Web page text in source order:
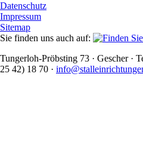
Datenschutz
Impressum
Sitemap
Sie finden uns auch auf:
Tungerloh-Pröbsting 73 · Gescher ·
25 42) 18 70 ·